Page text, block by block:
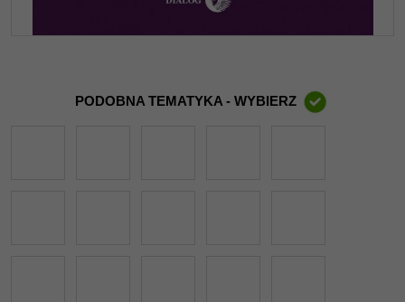
PODOBNA TEMATYKA - WYBIERZ